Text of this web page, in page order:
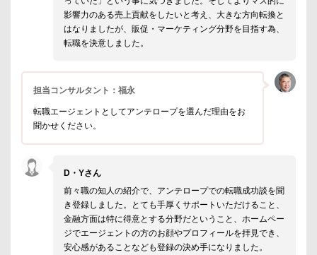
影響力のある売上貢献をしたいと考え、大きな方向転換と
はなりましたが、販促・マーケティング分野を目指す為、
転職を決意しました。
担当コンサルタント：福永
転職エージェントとしてアンテロープを選んだ理由をお
聞かせください。
D・Yさん
前々職の知人の紹介で、アンテロープでの転職成功談を聞
き登録しました。とても手厚くサポートいただけること、
金融方面は特に得意とする分野だということ、ホームペー
ジでエージェントの方のお顔やプロフィールを拝見でき、
安心感があることなども登録の決め手になりました。